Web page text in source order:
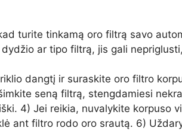
turite tinkamą oro filtrą savo
ar tipo filtrą, jis gali
dangtį ir suraskite oro filtro
seną filtrą, stengdamiesi
4) Jei reikia, nuvalykite korpuso
ant filtro rodo oro srautą. 6)